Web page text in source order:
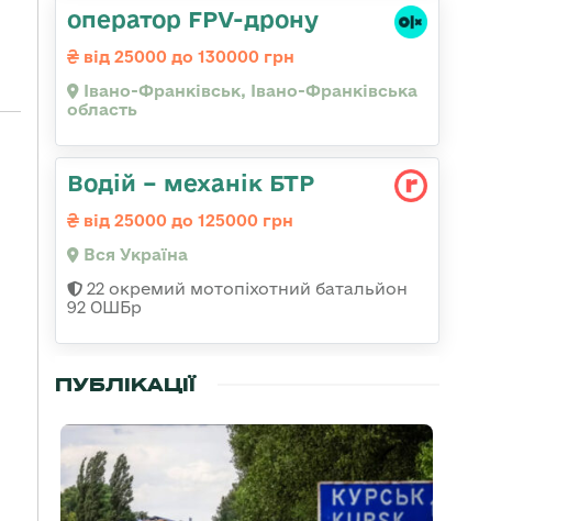
оператор FPV-дрону
від 25000 до 130000 грн
Івано-Франківськ, Івано-Франківська
область
Водій – механік БТР
від 25000 до 125000 грн
Вся Україна
22 окремий мотопіхотний батальйон
92 ОШБр
ПУБЛІКАЦІЇ